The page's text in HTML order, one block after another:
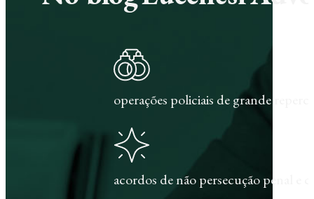
operações policiais de grande
acordos de não persecução penal e